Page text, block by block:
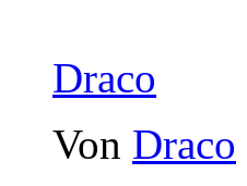
Draco
Von Draco